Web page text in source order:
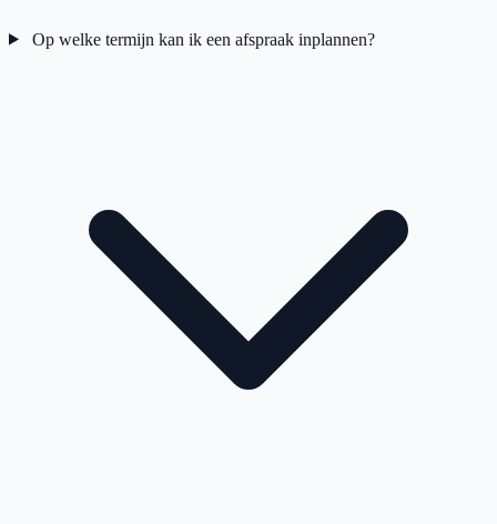
Op welke termijn kan ik een afspraak inplannen?